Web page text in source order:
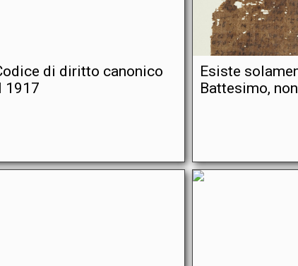
di diritto canonico
1917
Esiste
Battesimo,